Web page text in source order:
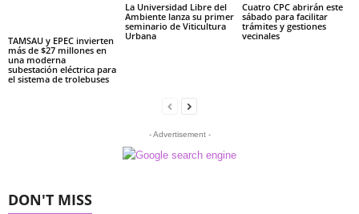
TAMSAU y EPEC invierten
más de $27 millones en
una moderna
subestación eléctrica para
el sistema de trolebuses
La Universidad Libre del
Ambiente lanza su primer
seminario de Viticultura
Urbana
Cuatro CPC abrirán este
sábado para facilitar
trámites y gestiones
vecinales
- Advertisement -
DON'T MISS